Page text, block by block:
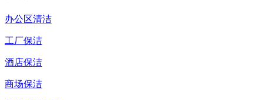
办公区清洁
工厂保洁
酒店保洁
商场保洁